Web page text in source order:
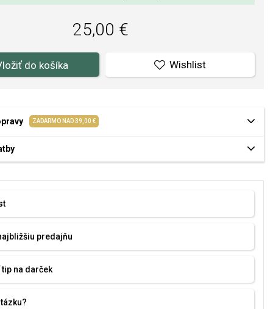
25,00 €
do košíka Wishlist
ZADARMO NAD 39,00 €
predajňu
na darček